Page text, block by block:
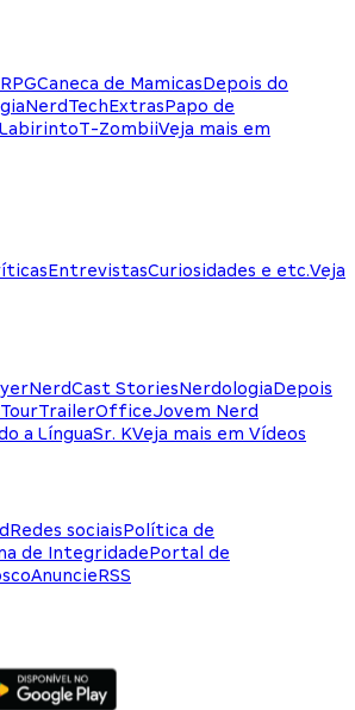
Caneca de MamicasDepois do
NerdTechExtrasPapo de
T-ZombiiVeja mais em
EntrevistasCuriosidades e etc.Veja
NerdCast StoriesNerdologiaDepois
TrailerOfficeJovem Nerd
a LínguaSr. KVeja mais em Vídeos
Redes sociaisPolítica de
de IntegridadePortal de
AnuncieRSS